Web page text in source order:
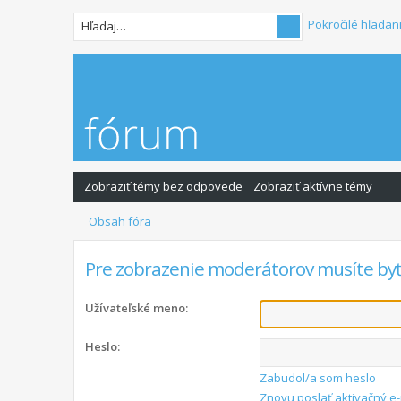
Pokročilé
Zobraziť témy bez odpovede Zobraziť aktívne témy
Obsah fóra
Pre zobrazenie moderátorov musíte
Užívateľské meno:
Heslo:
Zabudol/a som heslo
Znovu poslať aktivačný